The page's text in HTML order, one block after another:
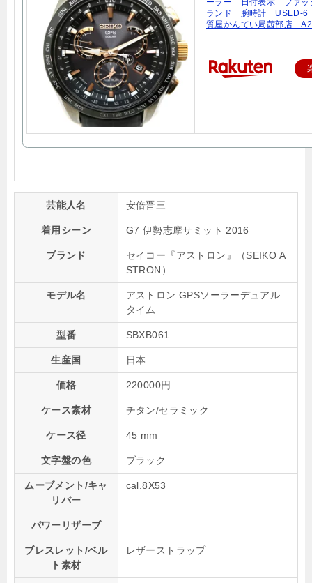
ランド 腕時計 USED-
質屋かんてい局茜部店
芸能人名 安倍晋三
着用シーン G7 伊勢志摩サミット 2016
ブランド
セイコー『アストロン』（SEIKO A
STRON）
モデル名
アストロン GPSソーラーデュアル
タイム
型番 SBXB061
生産国 日本
価格 220000円
ケース素材 チタン/セラミック
ケース径 45 mm
文字盤の色 ブラック
ムーブメント/キャ
リバー
cal.8X53
パワーリザーブ
ブレスレット/ベル
ト素材
レザーストラップ